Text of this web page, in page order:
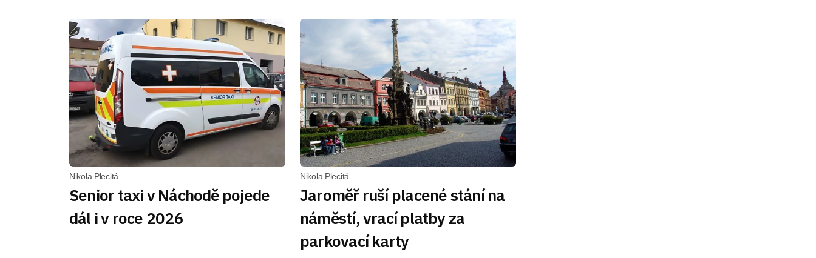
Nikola Plecitá
Senior taxi v Náchodě pojede
dál i v roce 2026
Nikola Plecitá
Jaroměř ruší placené stání na
náměstí, vrací platby za
parkovací karty